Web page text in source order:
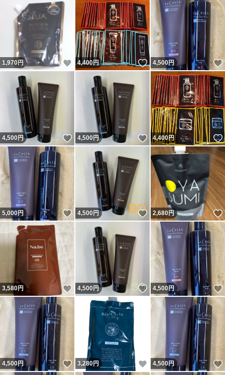
1,970円 いいね！
4,400円 いいね！
4,500円
4,500円 いいね！
4,500円 いいね！
4,400円
5,000円 いいね！
4,500円 いいね！
2,680円
3,580円 いいね！
4,500円 いいね！
4,500円
4,500円 いいね！
3,280円 いいね！
4,500円